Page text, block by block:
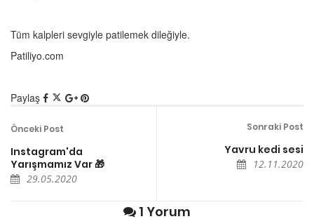
Tüm kalpleri sevgiyle patilemek dileğiyle.
Patiliyo.com
Paylaş
Önceki Post
Instagram'da
Yarışmamız Var 🎁
29.05.2020
Sonraki Post
Yavru kedi sesi
12.11.2020
1 Yorum